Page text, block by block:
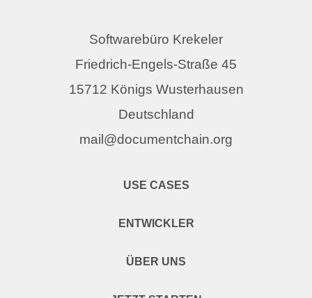
Softwarebüro Krekeler
Friedrich-Engels-Straße 45
15712 Königs Wusterhausen
Deutschland
mail@documentchain.org
USE CASES
ENTWICKLER
ÜBER UNS